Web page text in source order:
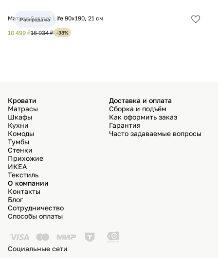
Матрас Sarmat Life 90х190, 21 см
10 499 ₽16 934 ₽ -38%
Распродажа
Кровати
Матрасы
Шкафы
Кухни
Комоды
Тумбы
Стенки
Прихожие
ИКЕА
Текстиль
Доставка и оплата
Сборка и подъём
Как оформить заказ
Гарантия
Часто задаваемые вопросы
О компании
Контакты
Блог
Сотрудничество
Способы оплаты
Социальные сети